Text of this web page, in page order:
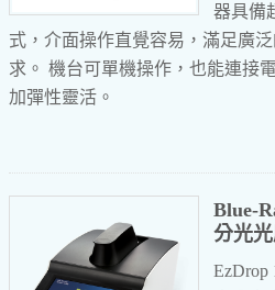
器具備
式，介面操作直覺容易，滿足廣
求。 機台可單機操作，也能連接
加彈性靈活。
Blue-
分光
EzDrop